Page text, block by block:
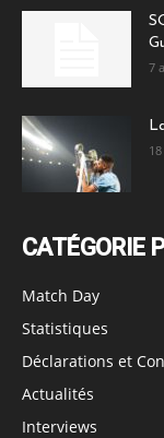
7
CATÉGORIE
Match Day
Statistiques
Déclarations et
Actualités
Interviews